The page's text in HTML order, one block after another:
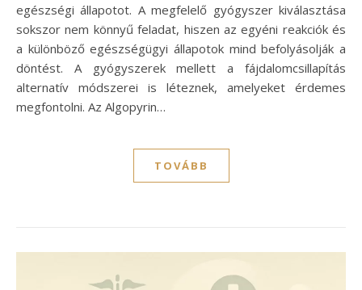
egészségi állapotot. A megfelelő gyógyszer kiválasztása
sokszor nem könnyű feladat, hiszen az egyéni reakciók és
a különböző egészségügyi állapotok mind befolyásolják a
döntést. A gyógyszerek mellett a fájdalomcsillapítás
alternatív módszerei is léteznek, amelyeket érdemes
megfontolni. Az Algopyrin…
TOVÁBB